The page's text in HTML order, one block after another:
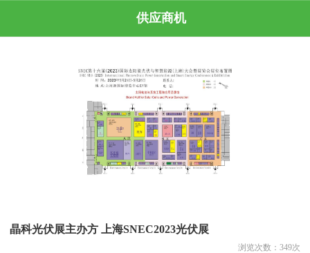
供应商机
晶科光伏展主办方 上海SNEC2023光伏展
浏览次数： 349次